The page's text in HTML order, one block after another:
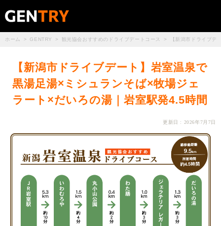
ホーム GENTRY 観光協会おすすめのドライブデートコース 【新潟市ドライブ
【新潟市ドライブデート】岩室温泉で
黒湯足湯×ミシュランそば×牧場ジェ
ラート×だいろの湯｜岩室駅発4.5時間
更新日 : 2026年7月7日